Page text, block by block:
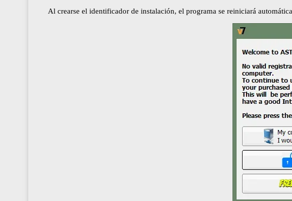
Al crearse el identificador de instalación, el programa se reiniciará